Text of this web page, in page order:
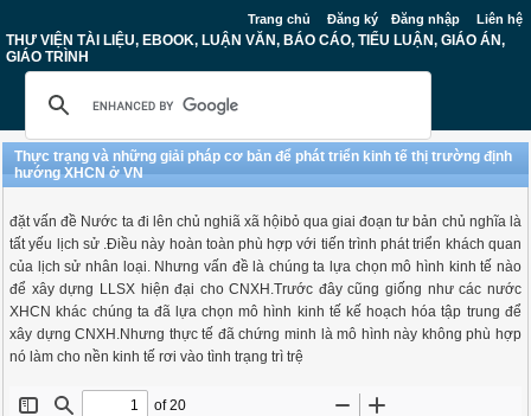
Trang chủ Đăng ký Đăng nhập Liên hệ
THƯ VIỆN TÀI LIỆU, EBOOK, LUẬN VĂN, BÁO CÁO, TIỂU LUẬN, GIÁO ÁN,
GIÁO TRÌNH
Thực trạng và những giải pháp cơ bản để phát triển kinh tế thị trường định
hướng XHCN ở VN
đặt vấn đề Nước ta đi lên chủ nghiã xã hộibỏ qua giai đoạn tư bản chủ nghĩa là
tất yếu lịch sử .Điều này hoàn toàn phù hợp với tiến trình phát triển khách quan
của lịch sử nhân loại. Nhưng vấn đề là chúng ta lựa chọn mô hình kinh tế nào
để xây dựng LLSX hiện đại cho CNXH.Trước đây cũng giống như các nước
XHCN khác chúng ta đã lựa chọn mô hình kinh tế kế hoạch hóa tập trung để
xây dựng CNXH.Nhưng thực tế đã chứng minh là mô hình này không phù hợp
nó làm cho nền kinh tế rơi vào tình trạng trì trệ